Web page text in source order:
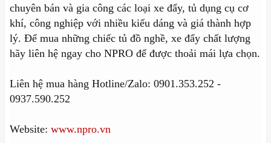
chuyên bán và gia công các loại xe đẩy, tủ dụng cụ cơ
khí, công nghiệp với nhiều kiểu dáng và giá thành hợp
lý. Để mua những chiếc tủ đồ nghề, xe đẩy chất lượng
hãy liên hệ ngay cho NPRO để được thoải mái lựa chọn.
Liên hệ mua hàng Hotline/Zalo: 0901.353.252 -
0937.590.252
Website: www.npro.vn